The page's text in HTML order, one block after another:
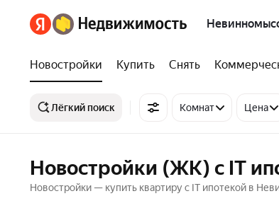
Новостройки Купить Снять
Лёгкий поиск Комнат Цена
Новостройки (ЖК) с IT
Новостройки — купить квартиру с IT ипотекой в